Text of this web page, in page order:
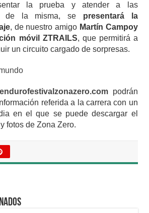
la prueba y atender a las
de la misma, se presentará la
, de nuestro amigo Martín Campoy
móvil ZTRAILS, que permitirá a
un circuito cargado de sorpresas.
podrán
referida a la carrera con un
en el que se puede descargar el
fotos de Zona Zero.